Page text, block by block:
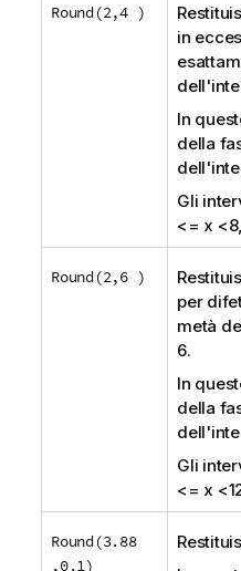
Round(2,4 )
in
In
della
Gli
<= x
Round(2,6 )
per
metà
6.
In
della
Gli
<= x
Round(3.88
,0.1)